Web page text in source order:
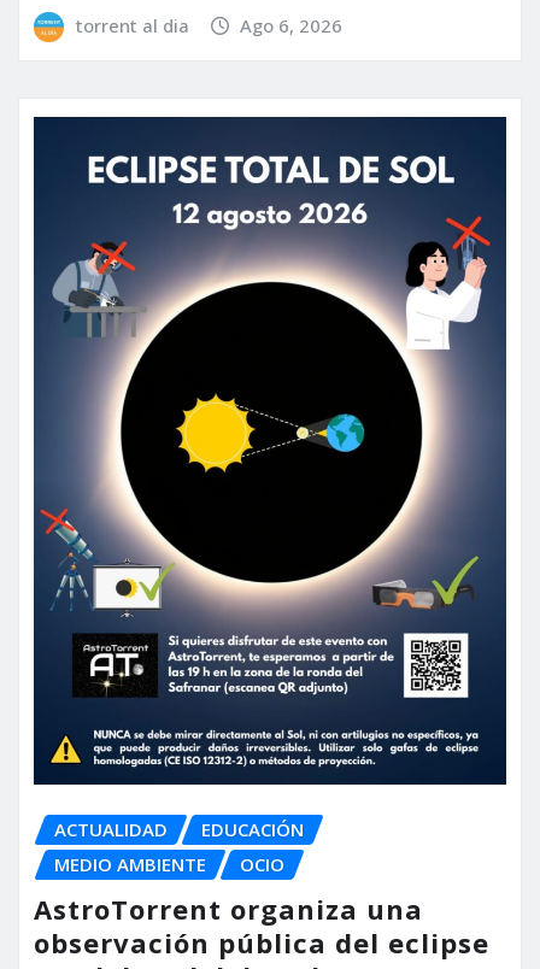
torrent al dia Ago 6, 2026
ACTUALIDAD
EDUCACIÓN
MEDIO AMBIENTE
OCIO
AstroTorrent organiza una
observación pública del eclipse